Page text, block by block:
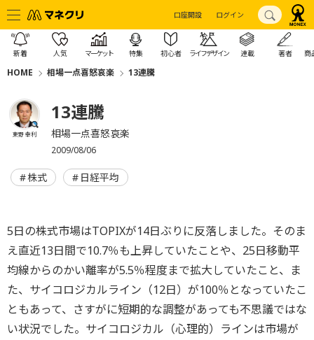
口座開設 ログイン
新着 人気 マーケット 特集 初心者 ライフデザイン 連載 著者 商
HOME 相場一点喜怒哀楽 13連騰
東野 幸利
13連騰
相場一点喜怒哀楽
2009/08/06
株式 日経平均
5日の株式市場はTOPIXが14日ぶりに反落しました。そのま
え直近13日間で10.7％も上昇していたことや、25日移動平
均線からのかい離率が5.5％程度まで拡大していたこと、ま
た、サイコロジカルライン（12日）が100％となっていたこ
ともあって、さすがに短期的な調整があっても不思議ではな
い状況でした。サイコロジカル（心理的）ラインは市場が